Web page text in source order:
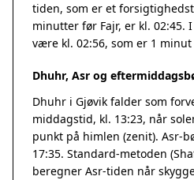
tiden, som er et
minutter før Fajr, er kl. 02:45.
være kl. 02:56, som er 1
Dhuhr, Asr og
Dhuhr i Gjøvik falder som
middagstid, kl. 13:23, når
punkt på himlen (zenit). Asr-
17:35. Standard-metoden
beregner Asr-tiden når